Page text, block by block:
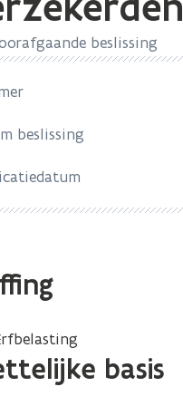
beslissing
beslissing
basis